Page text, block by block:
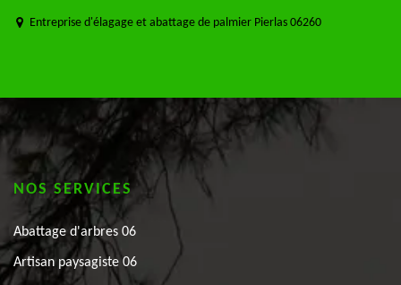
Entreprise d'élagage et abattage de palmier Pierlas 06260
NOS SERVICES
Abattage d'arbres 06
Artisan paysagiste 06